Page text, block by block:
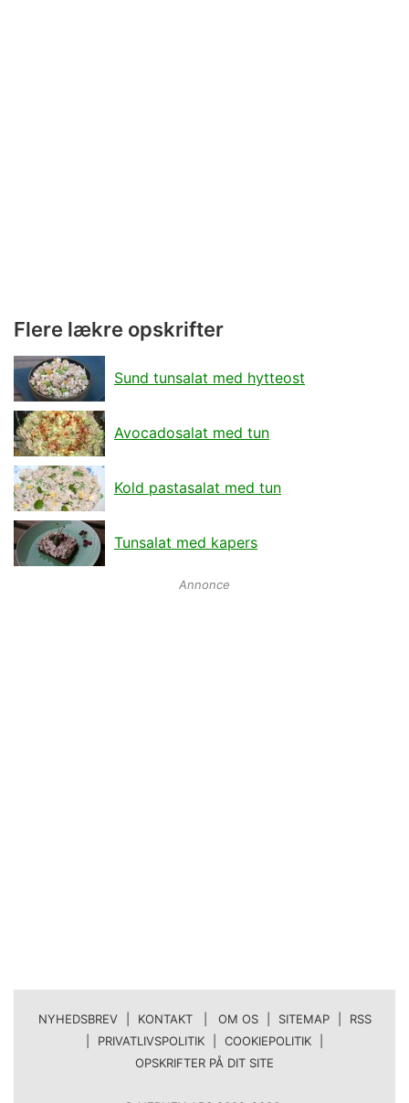
Flere lækre opskrifter
Sund tunsalat med hytteost
Avocadosalat med tun
Kold pastasalat med tun
Tunsalat med kapers
Annonce
NYHEDSBREV KONTAKT | OM OS SITEMAP
RSS
PRIVATLIVSPOLITIK COOKIEPOLITIK
OPSKRIFTER PÅ DIT SITE